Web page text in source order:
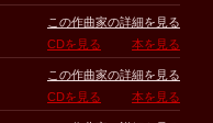
この作曲家の詳細を見る
CDを見る
本を見る
この作曲家の詳細を見る
CDを見る
本を見る